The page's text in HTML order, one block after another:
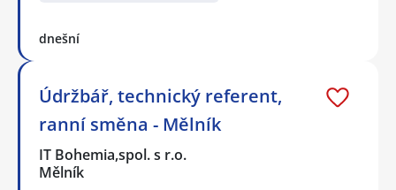
dnešní
Údržbář, technický referent,
ranní směna - Mělník
IT Bohemia,spol. s r.o.
Mělník